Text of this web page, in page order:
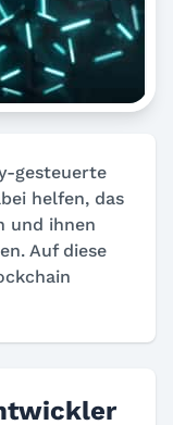
gesteuerte
helfen, das
und ihnen
Auf diese